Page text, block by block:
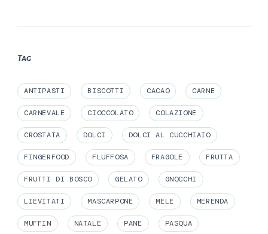
Tag
ANTIPASTI BISCOTTI CACAO CARNE
CARNEVALE CIOCCOLATO COLAZIONE
CROSTATA DOLCI DOLCI AL CUCCHIAIO
FINGERFOOD FLUFFOSA FRAGOLE FRUTTA
FRUTTI DI BOSCO GELATO GNOCCHI
LIEVITATI MASCARPONE MELE MERENDA
MUFFIN NATALE PANE PASQUA